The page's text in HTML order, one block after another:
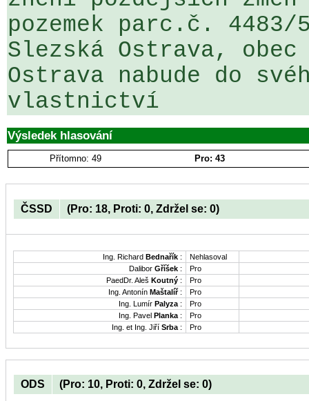
pozemek parc.č.
Slezská Ostrava,
Ostrava nabude do
vlastnictví
Výsledek hlasování
Přítomno: 49 Pro: 43
ČSSD (Pro: 18, Proti: 0, Zdržel se: 0)
Ing. Richard Bednařík :
Nehlasoval
Dalibor Gříšek :
Pro
PaedDr. Aleš Koutný :
Pro
Ing. Antonín Maštalíř:
Pro
Ing. Lumír Palyza :
Pro
Ing. Pavel Planka :
Pro
Ing. et Ing. Jiří Srba : Pro
ODS (Pro: 10, Proti: 0, Zdržel se: 0)